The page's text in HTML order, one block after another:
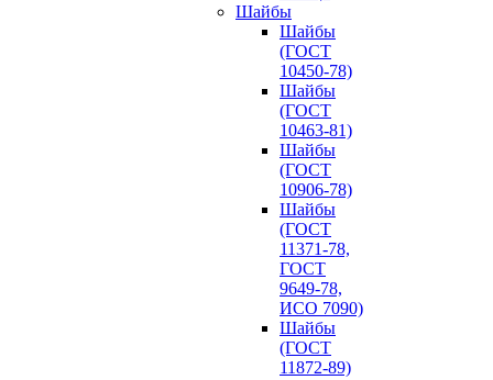
Шайбы
Шайбы
(ГОСТ
10450-78)
Шайбы
(ГОСТ
10463-81)
Шайбы
(ГОСТ
10906-78)
Шайбы
(ГОСТ
11371-78,
ГОСТ
9649-78,
ИСО 7090)
Шайбы
(ГОСТ
11872-89)